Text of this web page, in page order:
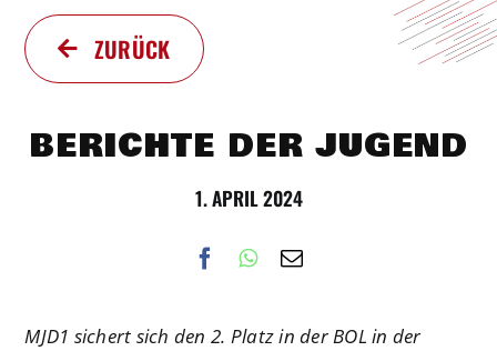
ZURÜCK
BERICHTE DER JUGEND
1. APRIL 2024
MJD1 sichert sich den 2. Platz in der BOL in der